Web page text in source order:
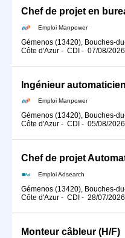
Chef de projet en
Emploi Manpower
Gémenos (13420), Bouches-
Côte d'Azur - CDI - 07/08/2026
Ingénieur
Emploi Manpower
Gémenos (13420), Bouches-
Côte d'Azur - CDI - 05/08/2026
Chef de projet
Emploi Adsearch
Gémenos (13420), Bouches-
Côte d'Azur - CDI - 28/07/2026
Monteur câbleur (H/F)